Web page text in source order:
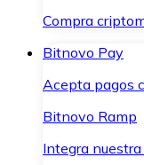
Compra
Bitnovo Pay
Acepta pagos
Bitnovo Ramp
Integra